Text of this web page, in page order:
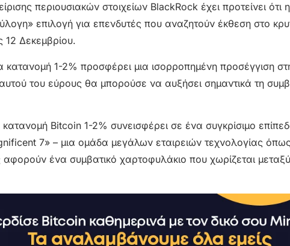
περιουσιακών στοιχείων BlackRock έχει προτείνει
επιλογή για επενδυτές που αναζητούν έκθεση στο
12 Δεκεμβρίου.
κατανομή 1-2% προσφέρει μια ισορροπημένη προσέγγιση
του εύρους θα μπορούσε να αυξήσει σημαντικά τη
Bitcoin 1-2% συνεισφέρει σε ένα συγκρίσιμο
7» – μια ομάδα μεγάλων εταιρειών τεχνολογίας
ένα συμβατικό χαρτοφυλάκιο που χωρίζεται